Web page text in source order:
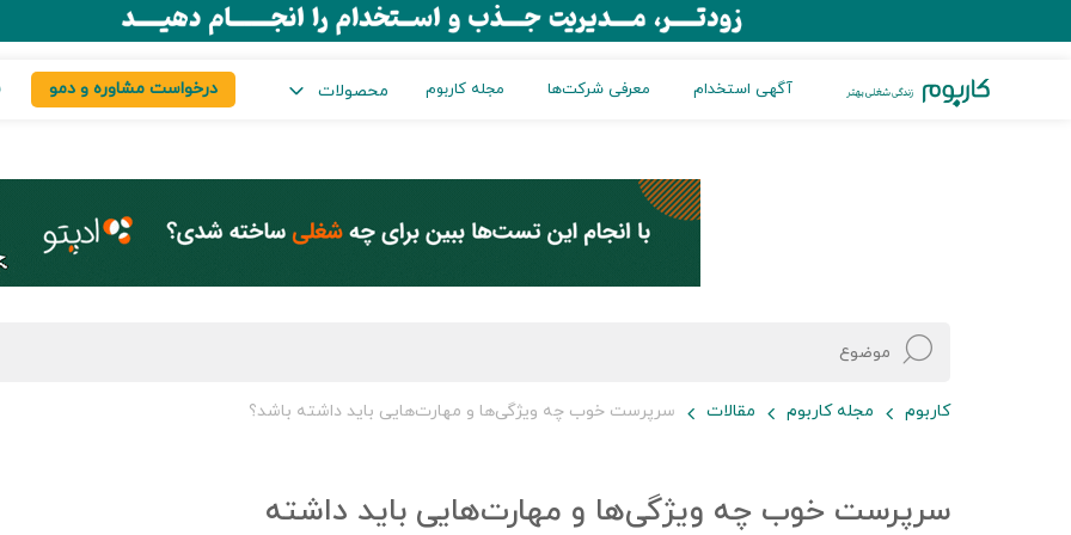
آگهی استخدام معرفی شرکت‌ها مجله کاربوم محصولات درخواست مشاوره و دمو
کاربوم مجله کاربوم مقالات سرپرست خوب چه ویژگی‌ها و مهارت‌هایی باید داشته باشد؟
سرپرست خوب چه ویژگی‌ها و مهارت‌هایی باید داشته